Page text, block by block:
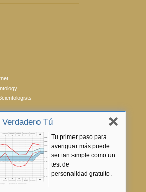
Tú
Tu primer paso para
averiguar más puede
ser tan simple como un
test de
personalidad gratuito.
los Derechos